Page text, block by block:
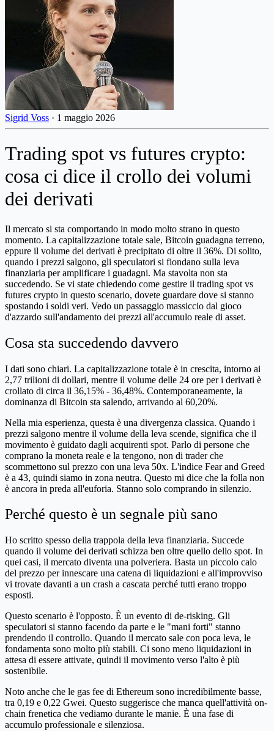
Sigrid Voss · 1 maggio 2026
Trading spot vs futures crypto:
cosa ci dice il crollo dei volumi
dei derivati
Il mercato si sta comportando in modo molto strano in questo
momento. La capitalizzazione totale sale, Bitcoin guadagna terreno,
eppure il volume dei derivati è precipitato di oltre il 36%. Di solito,
quando i prezzi salgono, gli speculatori si fiondano sulla leva
finanziaria per amplificare i guadagni. Ma stavolta non sta
succedendo. Se vi state chiedendo come gestire il trading spot vs
futures crypto in questo scenario, dovete guardare dove si stanno
spostando i soldi veri. Vedo un passaggio massiccio dal gioco
d'azzardo sull'andamento dei prezzi all'accumulo reale di asset.
Cosa sta succedendo davvero
I dati sono chiari. La capitalizzazione totale è in crescita, intorno ai
2,77 trilioni di dollari, mentre il volume delle 24 ore per i derivati è
crollato di circa il 36,15% - 36,48%. Contemporaneamente, la
dominanza di Bitcoin sta salendo, arrivando al 60,20%.
Nella mia esperienza, questa è una divergenza classica. Quando i
prezzi salgono mentre il volume della leva scende, significa che il
movimento è guidato dagli acquirenti spot. Parlo di persone che
comprano la moneta reale e la tengono, non di trader che
scommettono sul prezzo con una leva 50x. L'indice Fear and Greed
è a 43, quindi siamo in zona neutra. Questo mi dice che la folla non
è ancora in preda all'euforia. Stanno solo comprando in silenzio.
Perché questo è un segnale più sano
Ho scritto spesso della trappola della leva finanziaria. Succede
quando il volume dei derivati schizza ben oltre quello dello spot. In
quei casi, il mercato diventa una polveriera. Basta un piccolo calo
del prezzo per innescare una catena di liquidazioni e all'improvviso
vi trovate davanti a un crash a cascata perché tutti erano troppo
esposti.
Questo scenario è l'opposto. È un evento di de-risking. Gli
speculatori si stanno facendo da parte e le "mani forti" stanno
prendendo il controllo. Quando il mercato sale con poca leva, le
fondamenta sono molto più stabili. Ci sono meno liquidazioni in
attesa di essere attivate, quindi il movimento verso l'alto è più
sostenibile.
Noto anche che le gas fee di Ethereum sono incredibilmente basse,
tra 0,19 e 0,22 Gwei. Questo suggerisce che manca quell'attività on-
chain frenetica che vediamo durante le manie. È una fase di
accumulo professionale e silenziosa.